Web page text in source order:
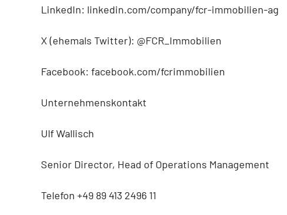
LinkedIn: linkedin.com/company/fcr-immobilien-ag
X (ehemals Twitter): @FCR_Immobilien
Facebook: facebook.com/fcrimmobilien
Unternehmenskontakt
Ulf Wallisch
Senior Director, Head of Operations Management
Telefon +49 89 413 2496 11